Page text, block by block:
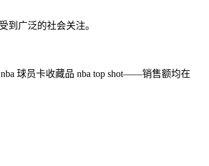
到广泛的社会关注。
球员卡收藏品 nba top shot——销售额均在